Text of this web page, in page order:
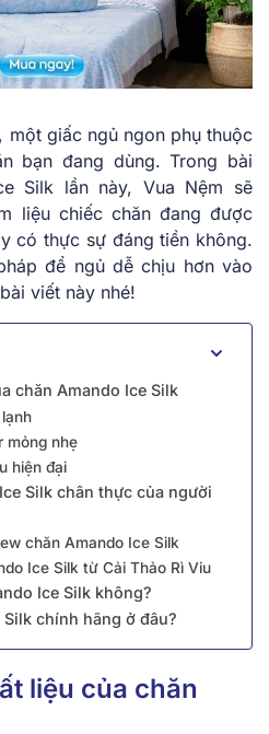
một giấc ngủ ngon phụ thuộc
bạn đang dùng. Trong bài
Silk lần này, Vua Nệm sẽ
liệu chiếc chăn đang được
có thực sự đáng tiền không.
để ngủ dễ chịu hơn vào
viết này nhé!
chăn Amando Ice Silk
mỏng nhẹ
hiện đại
Silk chân thực của người
chăn Amando Ice Silk
Ice Silk từ Cải Thảo Rì Viu
Ice Silk không?
chính hãng ở đâu?
liệu của chăn